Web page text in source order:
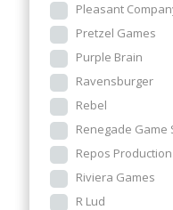
Pleasant
Pretzel Games
Purple Brain
Ravensburger
Rebel
Renegade Game
Repos Production
Riviera Games
R Lud